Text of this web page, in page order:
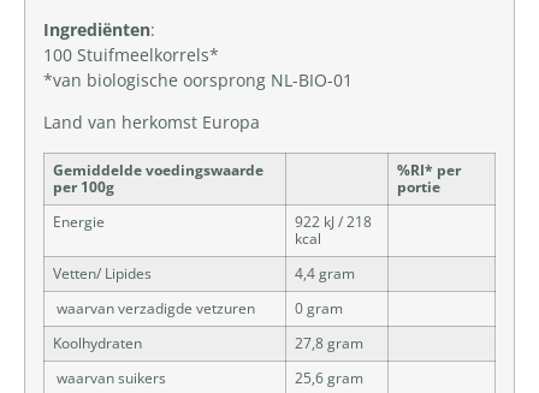
Ingrediënten:
100 Stuifmeelkorrels*
*van biologische oorsprong NL-BIO-01
Land van herkomst Europa
Gemiddelde voedingswaarde
per 100g
%RI* per
portie
Energie
922 kJ / 218
kcal
Vetten/ Lipides
4,4 gram
waarvan verzadigde vetzuren
0 gram
Koolhydraten
27,8 gram
waarvan suikers
25,6 gram